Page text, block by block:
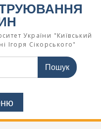
України "Київський
Ігоря Сікорського"